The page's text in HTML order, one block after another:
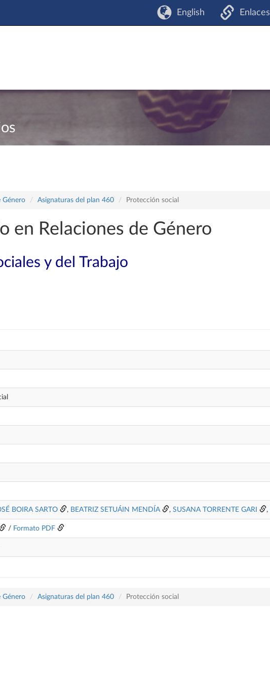
English Enlaces
Género Asignaturas del plan 460 Protección social
en Relaciones de Género
y del Trabajo
BOIRA SARTO , BEATRIZ SETUÁIN MENDÍA , SUSANA TORRENTE GARI ,
/ Formato PDF
Género Asignaturas del plan 460 Protección social